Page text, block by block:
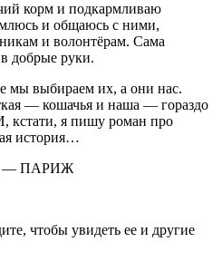
корм и подкармливаю
и общаюсь с ними,
и волонтёрам. Сама
в добрые руки.
мы выбираем их, а они нас.
— кошачья и наша — гораздо
кстати, я пишу роман про
история…
— ПАРИЖ
чтобы увидеть ее и другие